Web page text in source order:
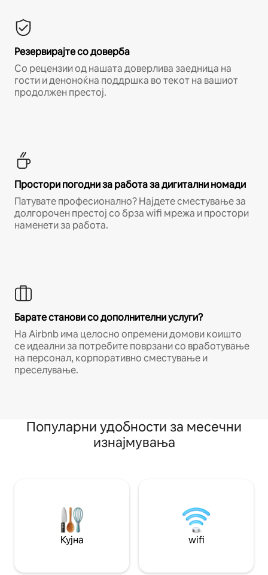
Резервирајте со доверба
Со рецензии од нашата доверлива заедница на
гости и деноноќна поддршка во текот на вашиот
продолжен престој.
Простори погодни за работа за дигитални номади
Патувате професионално? Најдете сместување за
долгорочен престој со брза wifi мрежа и простори
наменети за работа.
Барате станови со дополнителни услуги?
На Airbnb има целосно опремени домови коишто
се идеални за потребите поврзани со вработување
на персонал, корпоративно сместување и
преселување.
Популарни удобности за месечни
изнајмувања
Кујна wifi